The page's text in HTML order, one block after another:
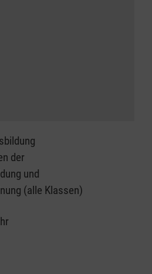
der
und
(alle Klassen)